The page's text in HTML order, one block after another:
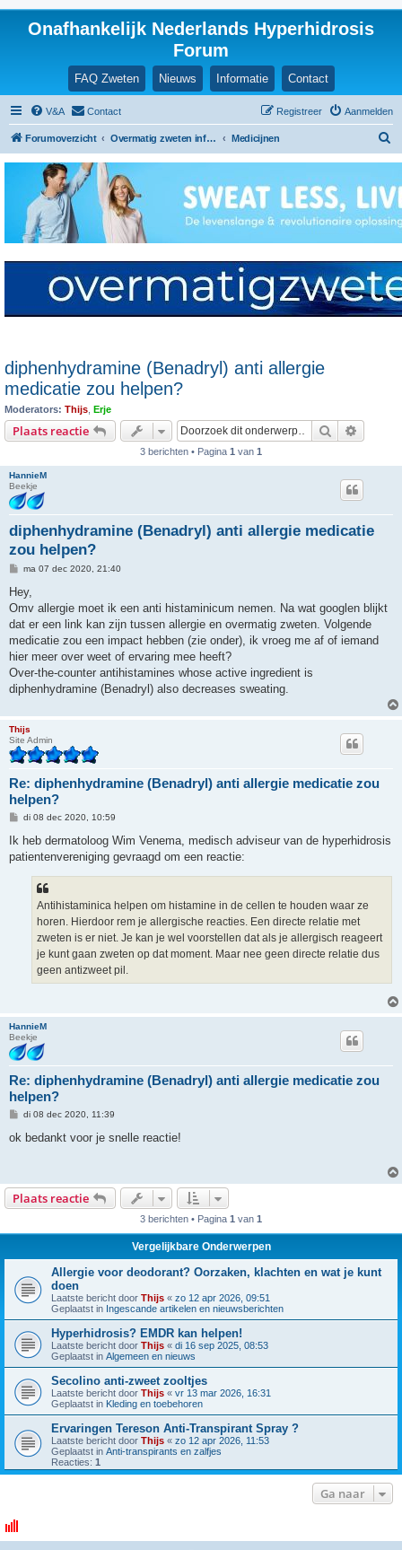
Onafhankelijk Nederlands Hyperhidrosis
Forum
FAQ Zweten Nieuws Informatie Contact
V&A Contact Aanmelden
Registreer
Forumoverzicht Overmatig zweten informatie en ervaringen Medicijnen
k
diphenhydramine (Benadryl) anti allergie
medicatie zou helpen?
Moderators: Thijs Erje
Plaats reactie Zoek
3 berichten • Pagina 1 van 1
HannieM
Beekje
diphenhydramine (Benadryl) anti allergie medicatie
zou helpen?
B
r
c
h
ma 07 dec 2020, 21:40
Hey,
Omv allergie moet ik een anti histaminicum nemen. Na wat googlen blijkt
dat er een link kan zijn tussen allergie en overmatig zweten. Volgende
medicatie zou een impact hebben (zie onder), ik vroeg me af of iemand
hier meer over weet of ervaring mee heeft?
Over-the-counter antihistamines whose active ingredient is
diphenhydramine (Benadryl) also decreases sweating.
Thijs
Site Admin
Re: diphenhydramine (Benadryl) anti allergie medicatie zou
helpen?
B
c
di 08 dec 2020, 10:59
Ik heb dermatoloog Wim Venema, medisch adviseur van de hyperhidrosis
patientenvereniging gevraagd om een reactie:
Antihistaminica helpen om histamine in de cellen te houden waar ze
horen. Hierdoor rem je allergische reacties. Een directe relatie met
zweten is er niet. Je kan je wel voorstellen dat als je allergisch reageert
je kunt gaan zweten op dat moment. Maar nee geen directe relatie dus
geen antizweet pil.
HannieM
Beekje
Re: diphenhydramine (Benadryl) anti allergie medicatie zou
helpen?
B
r
di 08 dec 2020, 11:39
ok bedankt voor je snelle reactie!
Plaats reactie
3 berichten • Pagina 1 van 1
Vergelijkbare Onderwerpen
Allergie voor deodorant? Oorzaken, klachten en wat je kunt
doen
Laatste bericht door Thijs « zo 12 apr 2026, 09:51
Geplaatst in Ingescande artikelen en nieuwsberichten
Hyperhidrosis? EMDR kan helpen!
Laatste bericht door Thijs « di 16 sep 2025, 08:53
Geplaatst in Algemeen en nieuws
Secolino anti-zweet zooltjes
Laatste bericht door Thijs « vr 13 mar 2026, 16:31
Geplaatst in Kleding en toebehoren
Ervaringen Tereson Anti-Transpirant Spray ?
Laatste bericht door Thijs « zo 12 apr 2026, 11:53
Geplaatst in Anti-transpirants en zalfjes
Reacties: 1
Ga naar